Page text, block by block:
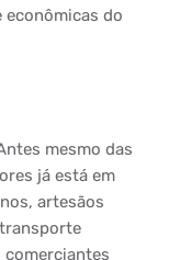
do
mesmo das
já está em
artesãos
comerciantes